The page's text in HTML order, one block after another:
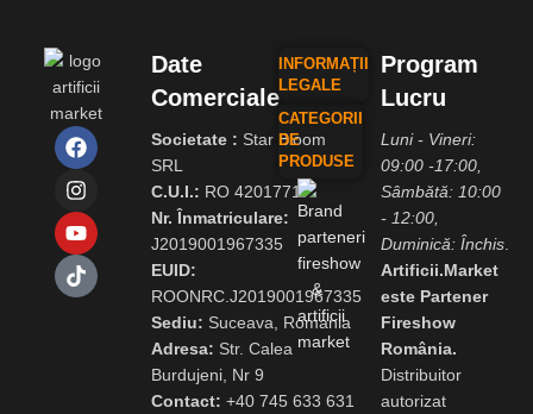
Date
Comerciale
Societate : Star Bloom
SRL
C.U.I.: RO 42017717
Nr. Înmatriculare:
J2019001967335
EUID:
ROONRC.J2019001967335
Sediu: Suceava, Romania
Adresa: Str. Calea
Burdujeni, Nr 9
Contact: +40 745 633 631
INFORMAȚII
LEGALE
CATEGORII
DE
PRODUSE
Program
Lucru
Luni - Vineri:
09:00 -17:00,
Sâmbătă: 10:00
- 12:00,
Duminică: Închis.
Artificii.Market
este Partener
Fireshow
România.
Distribuitor
autorizat